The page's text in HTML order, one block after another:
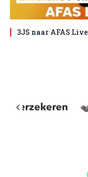
3JS naar AFAS Live